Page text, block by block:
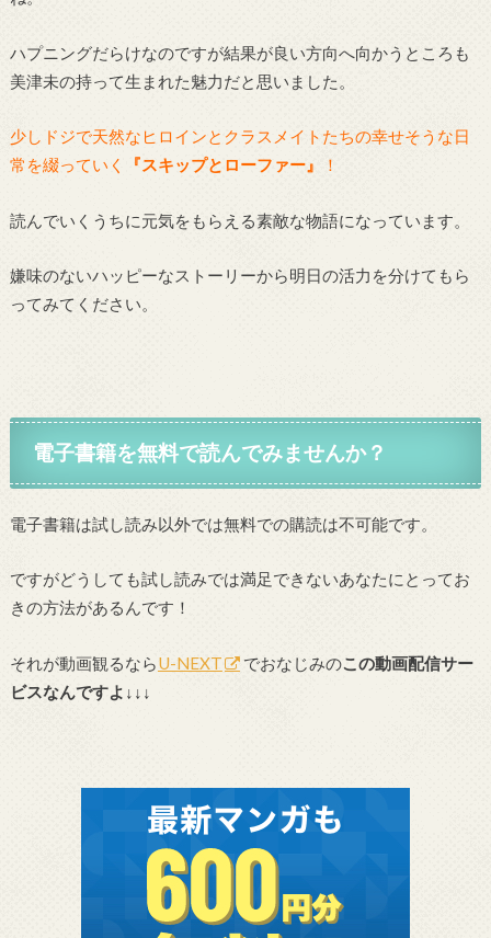
ハプニングだらけなのですが結果が良い方向へ向かうところも
美津未の持って生まれた魅力だと思いました。
少しドジで天然なヒロインとクラスメイトたちの幸せそうな日
常を綴っていく
『スキップとローファー』 ！
読んでいくうちに元気をもらえる素敵な物語になっています。
嫌味のないハッピーなストーリーから明日の活力を分けてもら
ってみてください。
電子書籍を無料で読んでみませんか？
電子書籍は試し読み以外では無料での購読は不可能です。
ですがどうしても試し読みでは満足できないあなたにとってお
きの方法があるんです！
それが動画観るならU-NEXT でおなじみのこの動画配信サー
ビスなんですよ↓↓↓